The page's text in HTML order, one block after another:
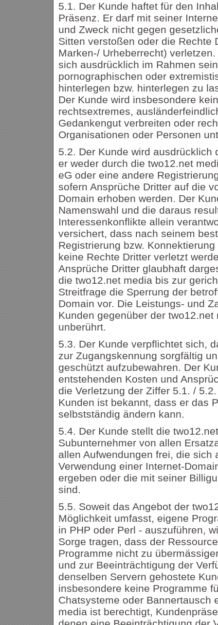
5.1. Der Kunde haftet für den
Präsenz. Er darf mit seiner
und Zweck nicht gegen
Sitten verstoßen oder die Rechte
Marken-/ Urheberrecht)
sich ausdrücklich im Rahmen
pornographischen oder
hinterlegen bzw. hinterlegen zu
Der Kunde wird insbesondere
rechtsextremes,
Gedankengut verbreiten oder
Organisationen oder Personen
5.2. Der Kunde wird ausdrücklich
er weder durch die two12.net
eG oder eine andere
sofern Ansprüche Dritter auf die
Domain erhoben werden. Der
Namenswahl und die daraus
Interessenkonflikte allein
versichert, dass nach seinem
Registrierung bzw.
keine Rechte Dritter verletzt
Ansprüche Dritter glaubhaft
die two12.net media bis zur
Streitfrage die Sperrung der
Domain vor. Die Leistungs- und
Kunden gegenüber der
unberührt.
5.3. Der Kunde verpflichtet sich,
zur Zugangskennung sorgfältig
geschützt aufzubewahren. Der
entstehenden Kosten und
die Verletzung der Ziffer 5.1. /
Kunden ist bekannt, dass er das
selbstständig ändern kann.
5.4. Der Kunde stellt die
Subunternehmer von allen
allen Aufwendungen frei, die sich
Verwendung einer Internet-
ergeben oder die mit seiner
sind.
5.5. Soweit das Angebot der
Möglichkeit umfasst, eigene
in PHP oder Perl - auszuführen,
Sorge tragen, dass der
Programme nicht zu
und zur Beeinträchtigung der
denselben Servern gehostete
insbesondere keine Programme
Chatsysteme oder Bannertausch
media ist berechtigt,